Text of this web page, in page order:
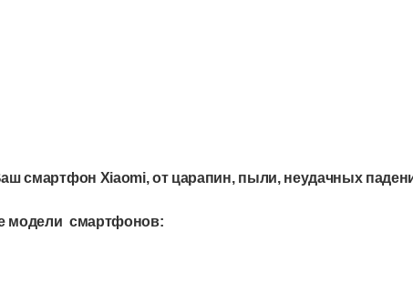
смартфон Xiaomi, от царапин, пыли, неудачных
модели смартфонов: